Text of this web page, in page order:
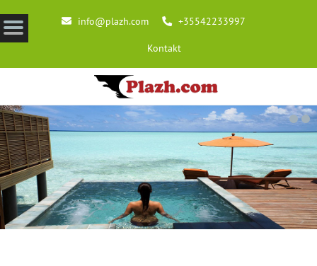
info@plazh.com +35542233997
Kontakt